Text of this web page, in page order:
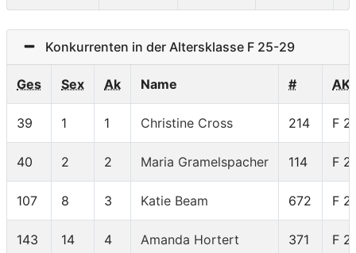
Konkurrenten in der Altersklasse F 25-29
Ges Sex Ak Name # AK
39 1 1 Christine Cross 214 F
40 2 2 Maria Gramelspacher 114 F
107 8 3 Katie Beam 672 F
143 14 4 Amanda Hortert 371 F